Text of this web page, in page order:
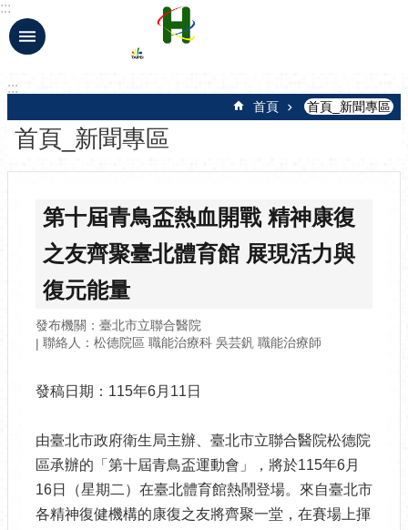
跳到主要內容區塊
:::
:::
首頁 首頁_新聞專區
首頁_新聞專區
第十屆青鳥盃熱血開戰 精神康復
之友齊聚臺北體育館 展現活力與
復元能量
發布機關：臺北市立聯合醫院
聯絡人：松德院區 職能治療科 吳芸釩 職能治療師
發稿日期：115年6月11日
由臺北市政府衛生局主辦、臺北市立聯合醫院松德院
區承辦的「第十屆青鳥盃運動會」，將於115年6月
16日（星期二）在臺北體育館熱鬧登場。來自臺北市
各精神復健機構的康復之友將齊聚一堂，在賽場上揮